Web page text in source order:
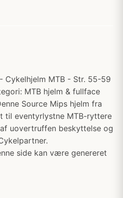
Cykelhjelm MTB - Str. 55-59
MTB hjelm & fullface
Source Mips hjelm fra
til eventyrlystne MTB-ryttere
uovertruffen beskyttelse og
side kan være genereret